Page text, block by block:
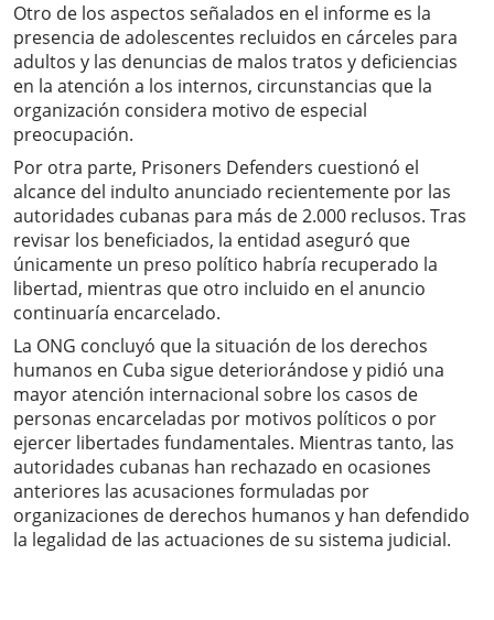
Otro de los aspectos señalados en el informe es la
presencia de adolescentes recluidos en cárceles para
adultos y las denuncias de malos tratos y deficiencias
en la atención a los internos, circunstancias que la
organización considera motivo de especial
preocupación.
Por otra parte, Prisoners Defenders cuestionó el
alcance del indulto anunciado recientemente por las
autoridades cubanas para más de 2.000 reclusos. Tras
revisar los beneficiados, la entidad aseguró que
únicamente un preso político habría recuperado la
libertad, mientras que otro incluido en el anuncio
continuaría encarcelado.
La ONG concluyó que la situación de los derechos
humanos en Cuba sigue deteriorándose y pidió una
mayor atención internacional sobre los casos de
personas encarceladas por motivos políticos o por
ejercer libertades fundamentales. Mientras tanto, las
autoridades cubanas han rechazado en ocasiones
anteriores las acusaciones formuladas por
organizaciones de derechos humanos y han defendido
la legalidad de las actuaciones de su sistema judicial.